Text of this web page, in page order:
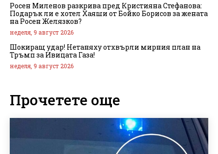
Росен Миленов разкрива пред Кристияна Стефанова:
Подарък ли е хотел Хаяши от Бойко Борисов за жената
на Росен Желязков?
неделя, 9 август 2026
Шокиращ удар! Нетаняху отхвърли мирния план на
Тръмп за Ивицата Газа!
неделя, 9 август 2026
Прочетете още